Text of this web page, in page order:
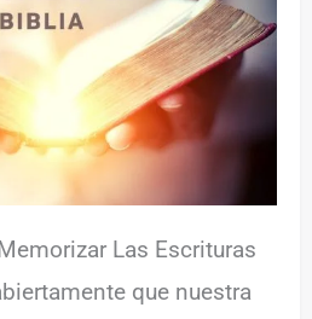
Las Escrituras
que nuestra